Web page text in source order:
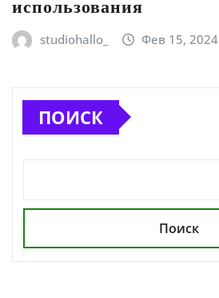
studiohallo_ Фев 15, 2024
ПОИСК
Поиск